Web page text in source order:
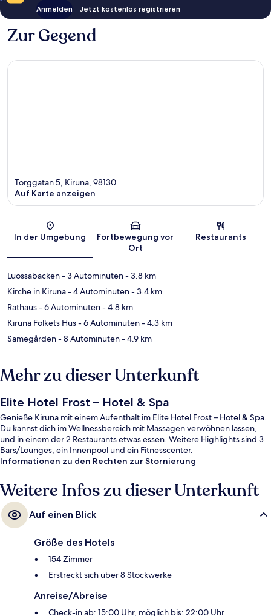
Anmelden Jetzt kostenlos registrieren
Zur Gegend
Karte
Torggatan 5, Kiruna, 98130
Auf Karte anzeigen
In der Umgebung
Fortbewegung vor
Ort
Restaurants
Luossabacken- 3 Autominuten- 3.8 km
Kirche in Kiruna- 4 Autominuten- 3.4 km
Rathaus- 6 Autominuten- 4.8 km
Kiruna Folkets Hus- 6 Autominuten- 4.3 km
Samegården- 8 Autominuten- 4.9 km
Mehr zu dieser Unterkunft
Elite Hotel Frost – Hotel & Spa
Genieße Kiruna mit einem Aufenthalt im Elite Hotel Frost – Hotel & Spa.
Du kannst dich im Wellnessbereich mit Massagen verwöhnen lassen,
und in einem der 2 Restaurants etwas essen. Weitere Highlights sind 3
Bars/Lounges, ein Innenpool und ein Fitnesscenter.
Informationen zu den Rechten zur Stornierung
Weitere Infos zu dieser Unterkunft
Auf einen Blick
Größe des Hotels
154 Zimmer
Erstreckt sich über 8 Stockwerke
Anreise/Abreise
Check-in ab: 15:00 Uhr, möglich bis: 22:00 Uhr